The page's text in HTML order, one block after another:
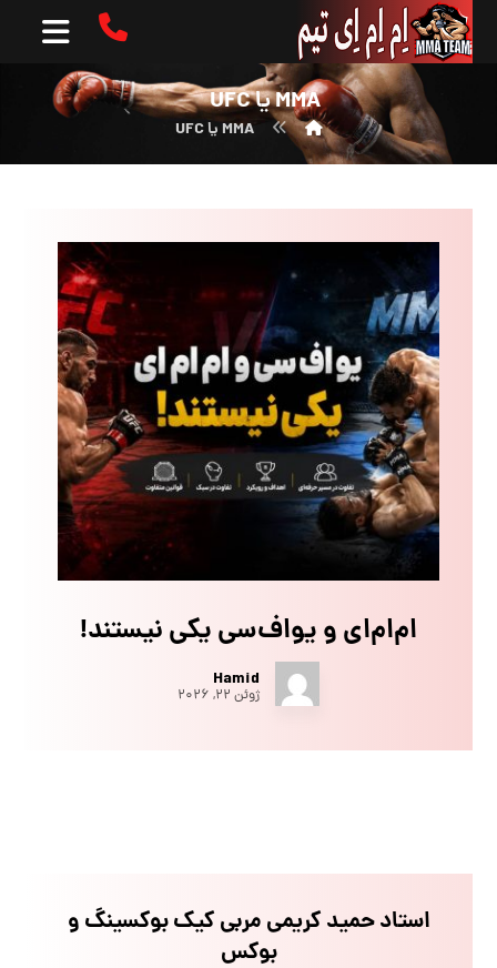
MMA یا UFC
MMA یا UFC
ام‌ام‌ای و یو‌اف‌سی یکی نیستند!
Hamid
ژوئن ۲۲, ۲۰۲۶
استاد حمید کریمی مربی کیک بوکسینگ و
بوکس